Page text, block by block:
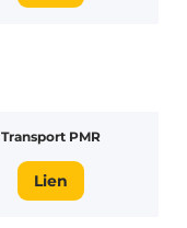
Transport PMR
Lien